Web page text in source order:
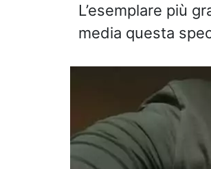
L’esemplare più
media questa